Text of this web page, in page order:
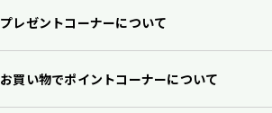
プレゼントコーナーについて
お買い物でポイントコーナーについて